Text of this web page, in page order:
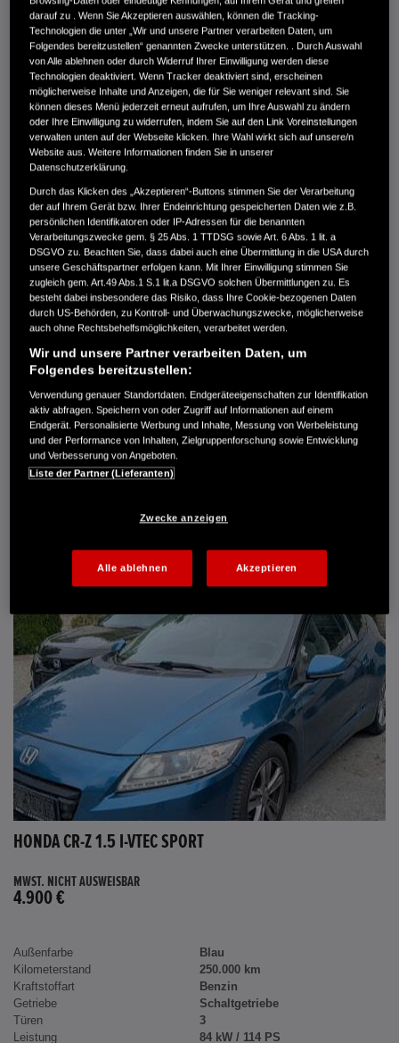
MWST. NICHT AUSWEISBAR
3.900 €
Außenfarbe
crystal black pearl
Kilometerstand
166.000 km
Kraftstoffart
Super
Getriebe
Automatik
Türen
5
Leistung
61 kW / 83 PS
Hubraum
1.339 cm³
Erstzulassung
10.2007
Bauart
Limousine
AUTO HARKE GMBH
Randersweide 59-63
21035 Hamburg
+49 40 735 935 0
DETAILS
HONDA CR-Z 1.5 I-VTEC SPORT
MWST. NICHT AUSWEISBAR
4.900 €
Außenfarbe
Blau
Kilometerstand
250.000 km
Kraftstoffart
Benzin
Getriebe
Schaltgetriebe
Türen
3
Leistung
84 kW / 114 PS
darauf zu . Wenn Sie Akzeptieren auswählen, können die Tracking-
Technologien die unter „Wir und unsere Partner verarbeiten Daten, um
Folgendes bereitzustellen“ genannten Zwecke unterstützen. . Durch Auswahl
von Alle ablehnen oder durch Widerruf Ihrer Einwilligung werden diese
Technologien deaktiviert. Wenn Tracker deaktiviert sind, erscheinen
möglicherweise Inhalte und Anzeigen, die für Sie weniger relevant sind. Sie
können dieses Menü jederzeit erneut aufrufen, um Ihre Auswahl zu ändern
oder Ihre Einwilligung zu widerrufen, indem Sie auf den Link Voreinstellungen
verwalten unten auf der Webseite klicken. Ihre Wahl wirkt sich auf unsere/n
Website aus. Weitere Informationen finden Sie in unserer
Datenschutzerklärung.
Durch das Klicken des „Akzeptieren“-Buttons stimmen Sie der Verarbeitung
der auf Ihrem Gerät bzw. Ihrer Endeinrichtung gespeicherten Daten wie z.B.
persönlichen Identifikatoren oder IP-Adressen für die benannten
Verarbeitungszwecke gem. § 25 Abs. 1 TTDSG sowie Art. 6 Abs. 1 lit. a
DSGVO zu. Beachten Sie, dass dabei auch eine Übermittlung in die USA durch
unsere Geschäftspartner erfolgen kann. Mit Ihrer Einwilligung stimmen Sie
zugleich gem. Art.49 Abs.1 S.1 lit.a DSGVO solchen Übermittlungen zu. Es
besteht dabei insbesondere das Risiko, dass Ihre Cookie-bezogenen Daten
durch US-Behörden, zu Kontroll- und Überwachungszwecke, möglicherweise
auch ohne Rechtsbehelfsmöglichkeiten, verarbeitet werden.
Wir und unsere Partner verarbeiten Daten, um
Folgendes bereitzustellen:
Verwendung genauer Standortdaten. Endgeräteeigenschaften zur Identifikation
aktiv abfragen. Speichern von oder Zugriff auf Informationen auf einem
Endgerät. Personalisierte Werbung und Inhalte, Messung von Werbeleistung
und der Performance von Inhalten, Zielgruppenforschung sowie Entwicklung
und Verbesserung von Angeboten.
Liste der Partner (Lieferanten)
Zwecke anzeigen
Alle ablehnen Akzeptieren